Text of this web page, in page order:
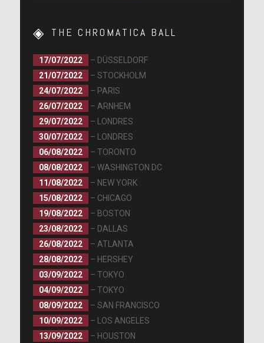
THE CHROMATICA BALL
17/07/2022
– DÜSSELDORF
21/07/2022
– STOCKHOLM
24/07/2022
– PARIS
26/07/2022
– ARNHEM
29/07/2022
– LONDRES
30/07/2022
– LONDRES
06/08/2022
– TORONTO
08/08/2022
– WASHINGTON DC
11/08/2022
– NEW YORK
15/08/2022
– CHICAGO
19/08/2022
– BOSTON
23/08/2022
– DALLAS
26/08/2022
– ATLANTA
28/08/2022
– HERSHEY
03/09/2022
– TOKYO
04/09/2022
– TOKYO
08/09/2022
– SAN FRANCISCO
10/09/2022
– LOS ANGELES
13/09/2022
– HOUSTON